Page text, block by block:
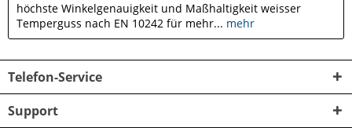
höchste Winkelgenauigkeit und Maßhaltigkeit weisser
Temperguss nach EN 10242 für mehr... mehr
Telefon-Service
Support